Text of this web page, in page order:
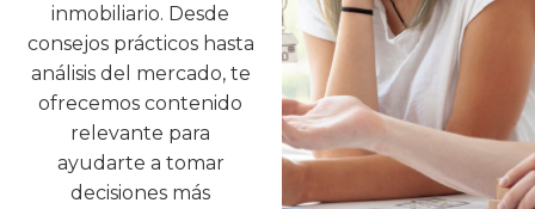
inmobiliario. Desde
consejos prácticos hasta
análisis del mercado, te
ofrecemos contenido
relevante para
ayudarte a tomar
decisiones más